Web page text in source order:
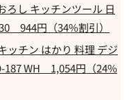
ろし キッチンツール 日
944円（34%割引）
ッチン はかり 料理 デジ
187 WH 1,054円（24%